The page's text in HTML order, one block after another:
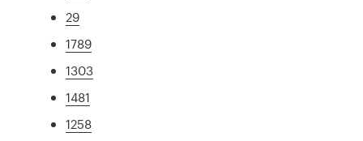
29
1789
1303
1481
1258